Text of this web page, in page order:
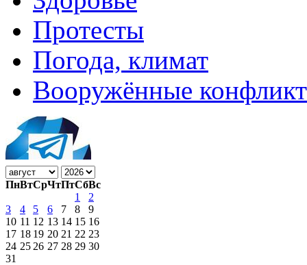
Протесты
Погода, климат
Вооружённые
ПнВтСрЧтПтСбВс
1
2
3
4 5 6 7 8
9
10 11 12 13 14 15 16
17 18 19 20 21 22 23
24 25 26 27 28 29 30
31